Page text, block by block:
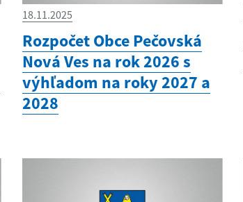
18.11.2025
Rozpočet Obce Pečovská
Nová Ves na rok 2026 s
výhľadom na roky 2027 a
2028